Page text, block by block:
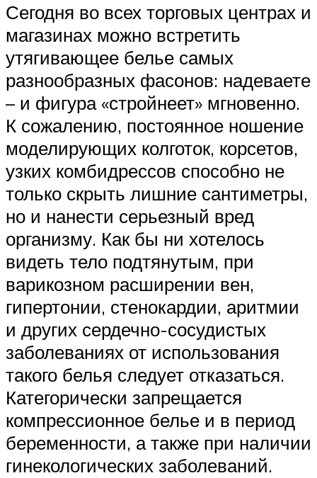
Сегодня во всех торговых центрах и
магазинах можно встретить
утягивающее белье самых
разнообразных фасонов: надеваете
– и фигура «стройнеет» мгновенно.
К сожалению, постоянное ношение
моделирующих колготок, корсетов,
узких комбидрессов способно не
только скрыть лишние сантиметры,
но и нанести серьезный вред
организму. Как бы ни хотелось
видеть тело подтянутым, при
варикозном расширении вен,
гипертонии, стенокардии, аритмии
и других сердечно-сосудистых
заболеваниях от использования
такого белья следует отказаться.
Категорически запрещается
компрессионное белье и в период
беременности, а также при наличии
гинекологических заболеваний.